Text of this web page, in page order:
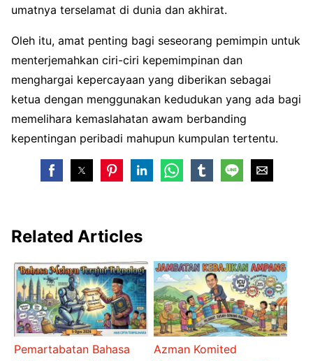
umatnya terselamat di dunia dan akhirat.
Oleh itu, amat penting bagi seseorang pemimpin untuk
menterjemahkan ciri-ciri kepemimpinan dan
menghargai kepercayaan yang diberikan sebagai
ketua dengan menggunakan kedudukan yang ada bagi
memelihara kemaslahatan awam berbanding
kepentingan peribadi mahupun kumpulan tertentu.
Related Articles
Pemartabatan Bahasa
Azman Komited